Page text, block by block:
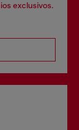
exclusivos.